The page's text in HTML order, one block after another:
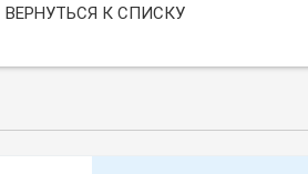
ВЕРНУТЬСЯ К СПИСКУ